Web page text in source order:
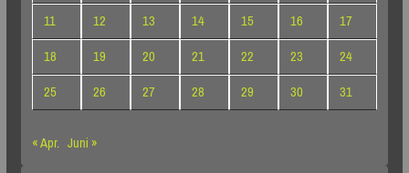
11
12 13 14 15 16
17
18
19 20 21 22 23
24
25
26 27 28 29 30
31
« Apr. Juni »